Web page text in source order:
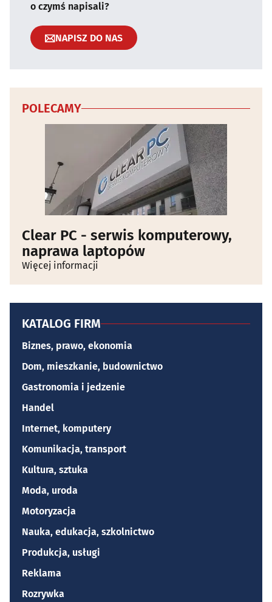
o czymś napisali?
NAPISZ DO NAS
POLECAMY
Clear PC - serwis komputerowy,
naprawa laptopów
Więcej informacji
KATALOG FIRM
Biznes, prawo, ekonomia
Dom, mieszkanie, budownictwo
Gastronomia i jedzenie
Handel
Internet, komputery
Komunikacja, transport
Kultura, sztuka
Moda, uroda
Motoryzacja
Nauka, edukacja, szkolnictwo
Produkcja, usługi
Reklama
Rozrywka